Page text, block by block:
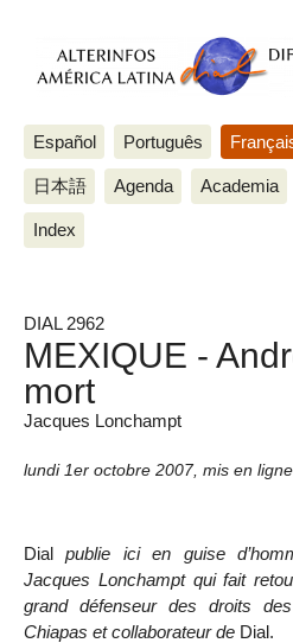
Español Português
日本語 Agenda Academia
Index
DIAL 2962
MEXIQUE -
mort
Jacques Lonchampt
lundi 1er octobre 2007, mis en
Dialpublie ici en guise
Jacques Lonchampt qui fait
grand défenseur des droits
Chiapas et collaborateur de Dial.